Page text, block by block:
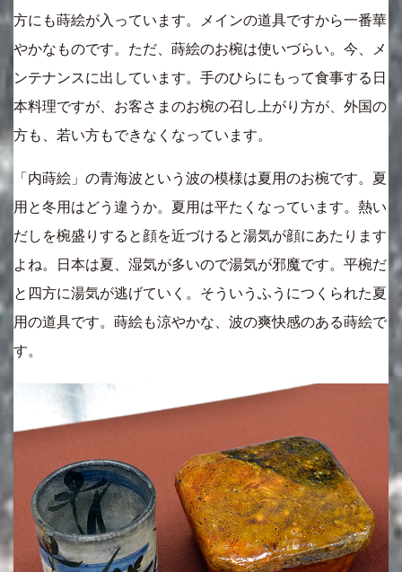
方にも蒔絵が入っています。メインの道具ですから一番華
やかなものです。ただ、蒔絵のお椀は使いづらい。今、メ
ンテナンスに出しています。手のひらにもって食事する日
本料理ですが、お客さまのお椀の召し上がり方が、外国の
方も、若い方もできなくなっています。
「内蒔絵」の青海波という波の模様は夏用のお椀です。夏
用と冬用はどう違うか。夏用は平たくなっています。熱い
だしを椀盛りすると顔を近づけると湯気が顔にあたります
よね。日本は夏、湿気が多いので湯気が邪魔です。平椀だ
と四方に湯気が逃げていく。そういうふうにつくられた夏
用の道具です。蒔絵も涼やかな、波の爽快感のある蒔絵で
す。